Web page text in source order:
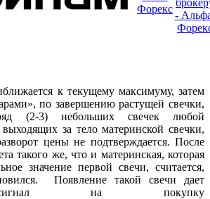
к текущему максимуму, затем
по завершению растущей свечки,
(2-3) небольших свечек любой
за тело материнской свечки,
цены не подтверждается. После
такого же, что и материнская, которая
значение первой свечи, считается,
Появление такой свечи дает
на покупку